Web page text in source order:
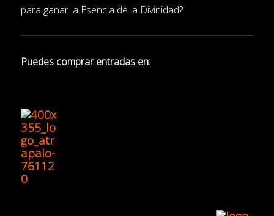
para ganar la Esencia de la Divinidad?
Puedes comprar entradas en: